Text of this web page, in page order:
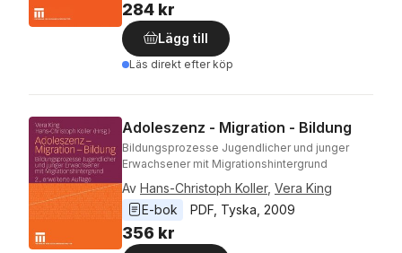
284 kr
Lägg till
Läs direkt efter köp
Adoleszenz - Migration - Bildung
Bildungsprozesse Jugendlicher und junger
Erwachsener mit Migrationshintergrund
Av Hans-Christoph Koller, Vera King
E-bok
PDF Tyska 2009
356 kr